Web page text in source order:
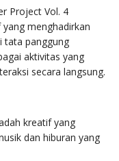
Project Vol. 4
menghadirkan
tata panggung
aktivitas yang
secara langsung.
kreatif yang
dan hiburan yang